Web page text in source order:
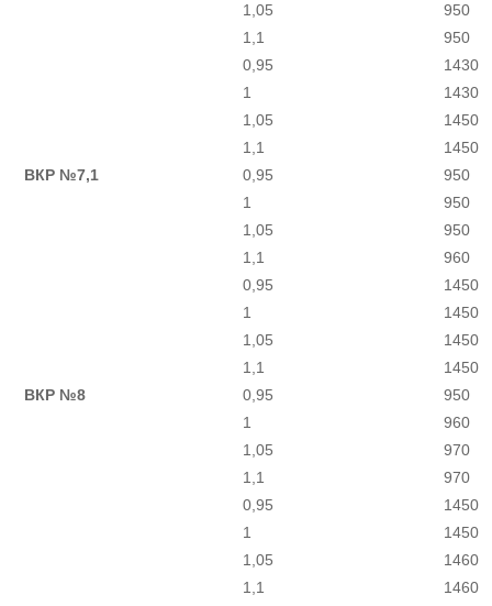
1,05
950
1,1
950
0,95
1430
1
1430
1,05
1450
1,1
1450
ВКР №7,1
0,95
950
1
950
1,05
950
1,1
960
0,95
1450
1
1450
1,05
1450
1,1
1450
ВКР №8
0,95
950
1
960
1,05
970
1,1
970
0,95
1450
1
1450
1,05
1460
1,1
1460